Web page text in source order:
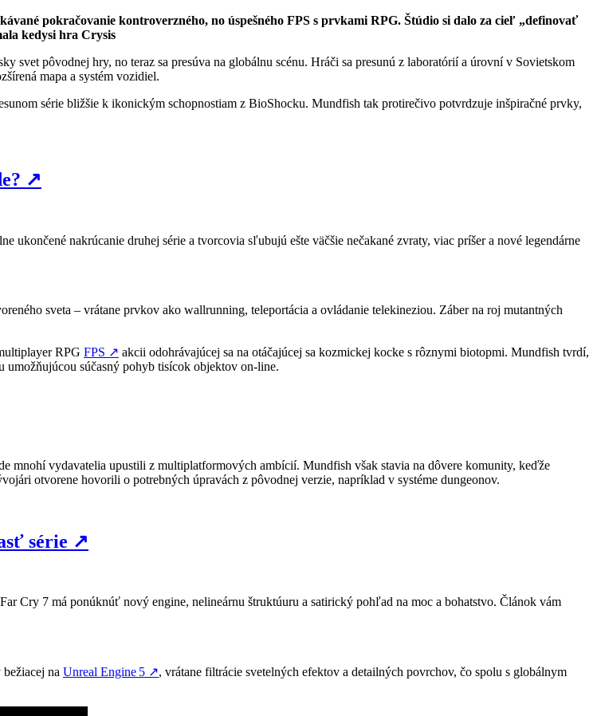
pokračovanie kontroverzného, no úspešného FPS s prvkami RPG. Štúdio si dalo za cieľ „definovať
kedysi hra Crysis
svet pôvodnej hry, no teraz sa presúva na globálnu scénu. Hráči sa presunú z laboratórií a úrovní v Sovietskom
mapa a systém vozidiel.
série bližšie k ikonickým schopnostiam z BioShocku. Mundfish tak protirečivo potvrdzuje inšpiračné prvky,
↗
nakrúcanie druhej série a tvorcovia sľubujú ešte väčšie nečakané zvraty, viac príšer a nové legendárne
sveta – vrátane prvkov ako wallrunning, teleportácia a ovládanie telekineziou. Záber na roj mutantných
RPG FPS ↗ akcii odohrávajúcej sa na otáčajúcej sa kozmickej kocke s rôznymi biotopmi. Mundfish tvrdí,
umožňujúcou súčasný pohyb tisícok objektov on-line.
mnohí vydavatelia upustili z multiplatformových ambícií. Mundfish však stavia na dôvere komunity, keďže
otvorene hovorili o potrebných úpravách z pôvodnej verzie, napríklad v systéme dungeonov.
série ↗
Cry 7 má ponúknúť nový engine, nelineárnu štruktúuru a satirický pohľad na moc a bohatstvo. Článok vám
na Unreal Engine 5 ↗, vrátane filtrácie svetelných efektov a detailných povrchov, čo spolu s globálnym